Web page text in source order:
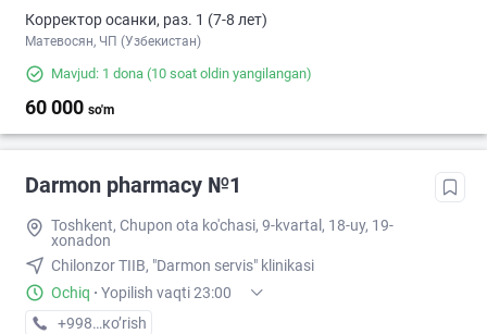
Корректор осанки, раз. 1 (7-8 лет)
Матевосян, ЧП (Узбекистан)
Mavjud: 1 dona (10 soat oldin yangilangan)
60 000 so'm
Darmon pharmacy №1
Toshkent, Chupon ota ko'chasi, 9-kvartal, 18-uy, 19-
xonadon
Chilonzor TIIB, "Darmon servis" klinikasi
Ochiq · Yopilish vaqti 23:00
+998 (71) XXX-XX-XX
кo’rish